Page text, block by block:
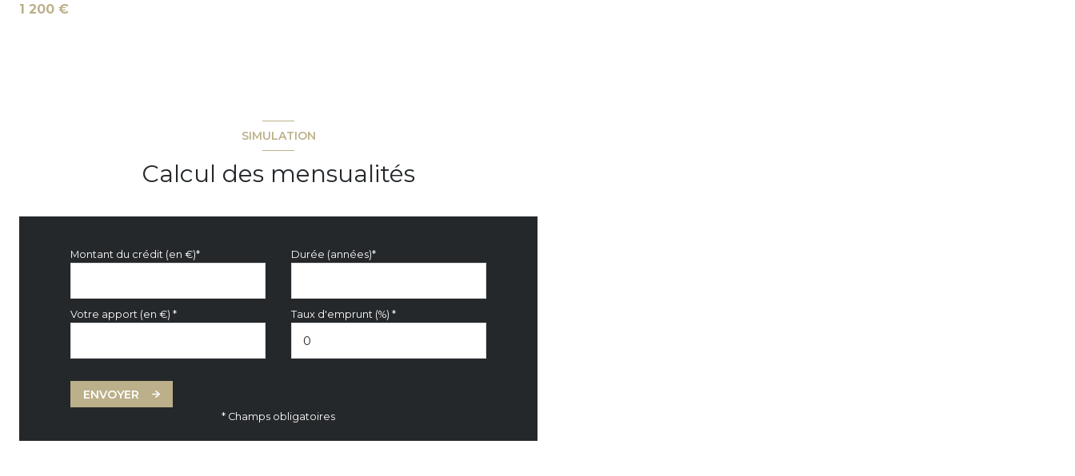
1 200 €
SIMULATION
Calcul des mensualités
Montant du crédit (en €)* Durée (années)*
Votre apport (en €) * Taux d'emprunt (%) *
ENVOYER
* Champs obligatoires